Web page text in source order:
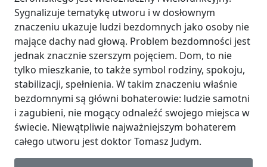
Sygnalizuje tematykę utworu i w dosłownym
znaczeniu ukazuje ludzi bezdomnych jako osoby nie
mające dachy nad głową. Problem bezdomności jest
jednak znacznie szerszym pojęciem. Dom, to nie
tylko mieszkanie, to także symbol rodziny, spokoju,
stabilizacji, spełnienia. W takim znaczeniu właśnie
bezdomnymi są główni bohaterowie: ludzie samotni
i zagubieni, nie mogący odnaleźć swojego miejsca w
świecie. Niewątpliwie najważniejszym bohaterem
całego utworu jest doktor Tomasz Judym.